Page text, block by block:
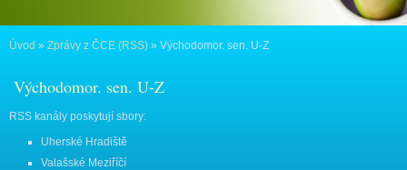
Úvod » Zprávy z ČCE (RSS) » Východomor. sen. U-Z
Východomor. sen. U-Z
RSS kanály poskytují sbory:
Uherské Hradiště
Valašské Meziříčí